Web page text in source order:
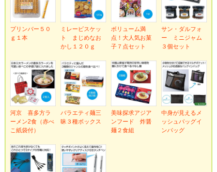
プリンバー５０
ｇ１本
ミレービスケッ
ト まじめなお
かし１２０ｇ
ボリューム満
点！大人気お菓
子７点セット
サン・ダルフォ
ー ミニジャム
３個セット
河京 喜多方ラ
ーメン2食（赤べ
こ紙袋付）
バラエティ麺三
昧３種ボックス
美味探求アジア
ンフード 炸醤
麺２食組
中身が見えるメ
ッシュバッグイ
ンバッグ